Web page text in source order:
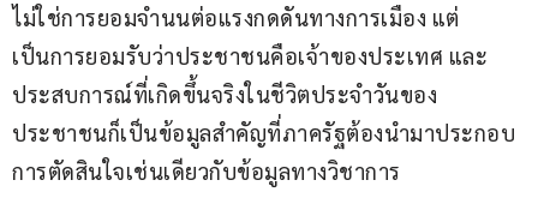
ไม่ใช่การยอมจำนนต่อแรงกดดันทางการเมือง แต่
เป็นการยอมรับว่าประชาชนคือเจ้าของประเทศ และ
ประสบการณ์ที่เกิดขึ้นจริงในชีวิตประจำวันของ
ประชาชนก็เป็นข้อมูลสำคัญที่ภาครัฐต้องนำมาประกอบ
การตัดสินใจเช่นเดียวกับข้อมูลทางวิชาการ